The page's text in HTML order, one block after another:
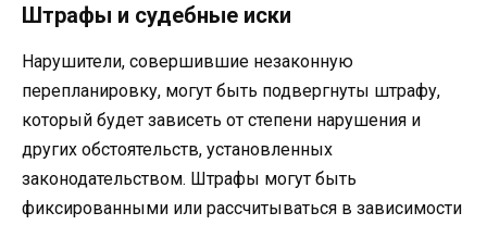
Штрафы и судебные иски
Нарушители, совершившие незаконную
перепланировку, могут быть подвергнуты штрафу,
который будет зависеть от степени нарушения и
других обстоятельств, установленных
законодательством. Штрафы могут быть
фиксированными или рассчитываться в зависимости